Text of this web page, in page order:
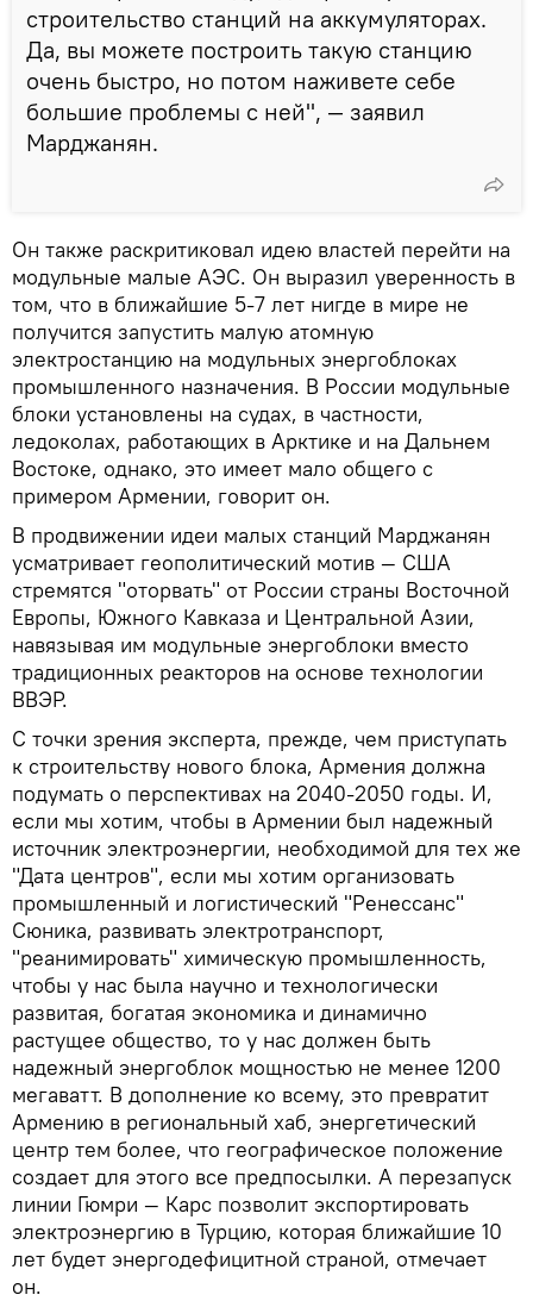
строительство станций на аккумуляторах.
Да, вы можете построить такую станцию
очень быстро, но потом наживете себе
большие проблемы с ней", — заявил
Марджанян.
Он также раскритиковал идею властей перейти на
модульные малые АЭС. Он выразил уверенность в
том, что в ближайшие 5-7 лет нигде в мире не
получится запустить малую атомную
электростанцию на модульных энергоблоках
промышленного назначения. В России модульные
блоки установлены на судах, в частности,
ледоколах, работающих в Арктике и на Дальнем
Востоке, однако, это имеет мало общего с
примером Армении, говорит он.
В продвижении идеи малых станций Марджанян
усматривает геополитический мотив — США
стремятся "оторвать" от России страны Восточной
Европы, Южного Кавказа и Центральной Азии,
навязывая им модульные энергоблоки вместо
традиционных реакторов на основе технологии
ВВЭР.
С точки зрения эксперта, прежде, чем приступать
к строительству нового блока, Армения должна
подумать о перспективах на 2040-2050 годы. И,
если мы хотим, чтобы в Армении был надежный
источник электроэнергии, необходимой для тех же
"Дата центров", если мы хотим организовать
промышленный и логистический "Ренессанс"
Сюника, развивать электротранспорт,
"реанимировать" химическую промышленность,
чтобы у нас была научно и технологически
развитая, богатая экономика и динамично
растущее общество, то у нас должен быть
надежный энергоблок мощностью не менее 1200
мегаватт. В дополнение ко всему, это превратит
Армению в региональный хаб, энергетический
центр тем более, что географическое положение
создает для этого все предпосылки. А перезапуск
линии Гюмри — Карс позволит экспортировать
электроэнергию в Турцию, которая ближайшие 10
лет будет энергодефицитной страной, отмечает
он.